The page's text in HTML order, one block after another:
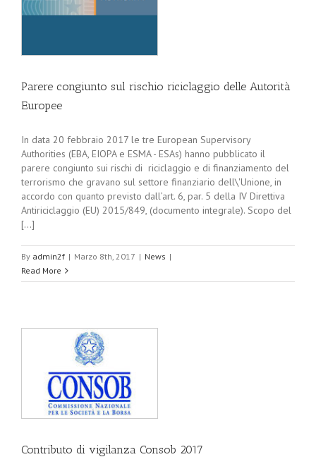
Parere congiunto sul rischio riciclaggio delle Autorità
Europee
In data 20 febbraio 2017 le tre European Supervisory
Authorities (EBA, EIOPA e ESMA - ESAs) hanno pubblicato il
parere congiunto sui rischi di riciclaggio e di finanziamento del
terrorismo che gravano sul settore finanziario dell\'Unione, in
accordo con quanto previsto dall’art. 6, par. 5 della IV Direttiva
Antiriciclaggio (EU) 2015/849, (documento integrale). Scopo del
[...]
By admin2f | Marzo 8th, 2017 | News |
Read More
Contributo di vigilanza Consob 2017